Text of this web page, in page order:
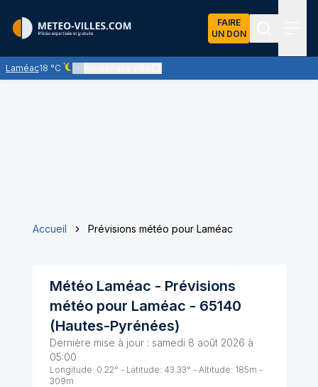
FAIRE
UN DON
Laméac18 °C
Ciel dégagé - quasiment pas de nuages
Accueil Prévisions météo pour Laméac
Météo Laméac - Prévisions
météo pour Laméac - 65140
(Hautes-Pyrénées)
Dernière mise à jour : samedi 8 août 2026 à
05:00
Longitude: 0.22° - Latitude: 43.33° - Altitude: 185m -
309m